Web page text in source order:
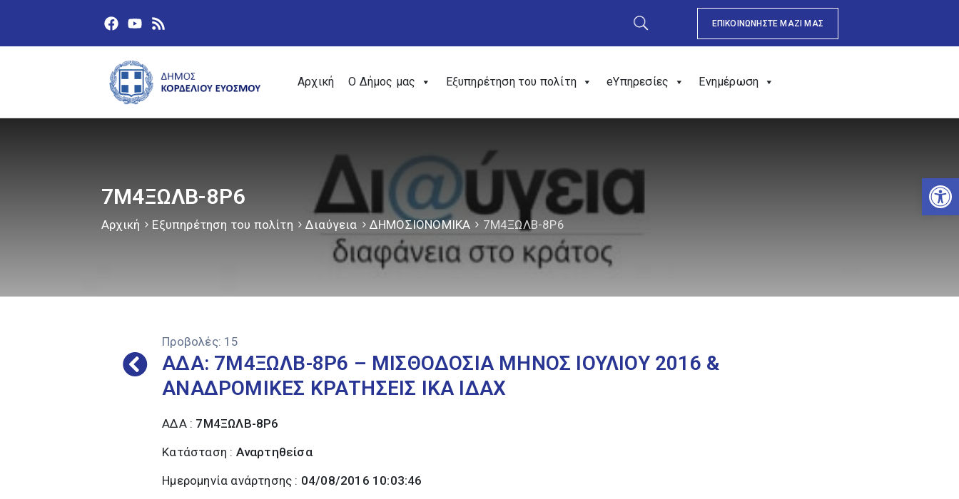
ΕΠΙΚΟΙΝΩΝΗΣΤΕ ΜΑΖΙ ΜΑΣ
Αρχική Ο Δήμος μας Εξυπηρέτηση του πολίτη eΥπηρεσίες Ενημέρωση
7Μ4ΞΩΛΒ-8Ρ6
Αρχική Εξυπηρέτηση του πολίτη Διαύγεια ΔΗΜΟΣΙΟΝΟΜΙΚΑ 7Μ4ΞΩΛΒ-8Ρ6
Προβολές: 15
ΑΔΑ: 7Μ4ΞΩΛΒ-8Ρ6 – ΜΙΣΘΟΔΟΣΙΑ ΜΗΝΟΣ ΙΟΥΛΙΟΥ 2016 &
ΑΝΑΔΡΟΜΙΚΕΣ ΚΡΑΤΗΣΕΙΣ ΙΚΑ ΙΔΑΧ
ΑΔΑ : 7Μ4ΞΩΛΒ-8Ρ6
Κατάσταση : Αναρτηθείσα
Ημερομηνία ανάρτησης : 04/08/2016 10:03:46